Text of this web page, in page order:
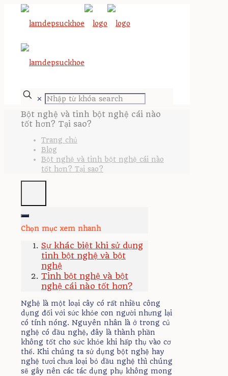
✕
Bột nghệ và tinh bột nghệ cái nào
tốt hơn? Tại sao?
Trang chủ
Blog
Bột nghệ và tinh bột nghệ cái nào
tốt hơn? Tại sao?
Chọn mục xem nhanh
Sự khác biệt khi sử dụng
tinh bột nghệ và bột
nghệ
Tinh bột nghệ và bột
nghệ cái nào tốt hơn?
Nghệ là một loại cây có rất nhiều công
dụng đối với sức khỏe con người nhưng lại
có tính nóng. Nguyên nhân là ở trong củ
nghệ có dầu nghệ, đây là thành phần
không tốt cho sức khỏe khi hấp thụ vào cơ
thể. Khi chúng ta sử dụng bột nghệ hay
nghệ tươi chưa loại bỏ dầu nghệ thì chúng
sẽ gây nên các tác dụng phụ không mong